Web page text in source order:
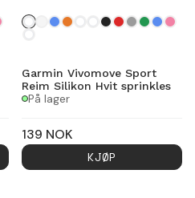
Garmin Vivomove Sport
Reim Silikon Hvit sprinkles
På lager
139 NOK
KJØP